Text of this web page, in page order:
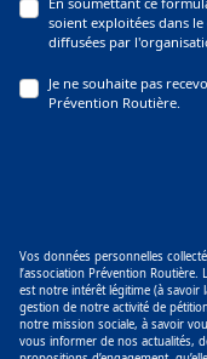
soient exploitées dans
diffusées par
Je ne souhaite pas
Prévention Routière.
Vos données personnelles
l’association Prévention
est notre intérêt légitime (à savoir
gestion de notre activité de
notre mission sociale, à savoir
vous informer de nos actualités,